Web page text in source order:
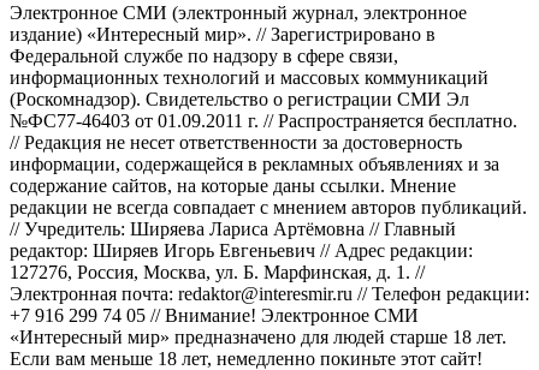
Электронное СМИ (электронный журнал, электронное
издание) «Интересный мир». // Зарегистрировано в
Федеральной службе по надзору в сфере связи,
информационных технологий и массовых коммуникаций
(Роскомнадзор). Свидетельство о регистрации СМИ Эл
№ФС77-46403 от 01.09.2011 г. // Распространяется бесплатно.
// Редакция не несет ответственности за достоверность
информации, содержащейся в рекламных объявлениях и за
содержание сайтов, на которые даны ссылки. Мнение
редакции не всегда совпадает с мнением авторов публикаций.
// Учредитель: Ширяева Лариса Артёмовна // Главный
редактор: Ширяев Игорь Евгеньевич // Адрес редакции:
127276, Россия, Москва, ул. Б. Марфинская, д. 1. //
Электронная почта: redaktor@interesmir.ru // Телефон редакции:
+7 916 299 74 05 // Внимание! Электронное СМИ
«Интересный мир» предназначено для людей старше 18 лет.
Если вам меньше 18 лет, немедленно покиньте этот сайт!